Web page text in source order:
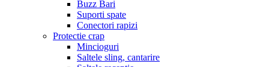
Buzz Bari
Suporti spate
Conectori rapizi
Protectie crap
Mincioguri
Saltele sling, cantarire